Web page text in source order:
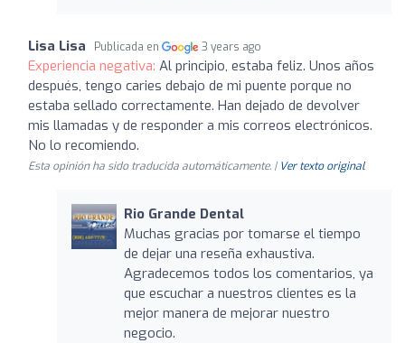
Lisa Lisa Publicada en 3 years ago
Experiencia negativa: Al principio, estaba feliz. Unos años
después, tengo caries debajo de mi puente porque no
estaba sellado correctamente. Han dejado de devolver
mis llamadas y de responder a mis correos electrónicos.
No lo recomiendo.
Esta opinión ha sido traducida automáticamente. | Ver texto original
Rio Grande Dental
Muchas gracias por tomarse el tiempo
de dejar una reseña exhaustiva.
Agradecemos todos los comentarios, ya
que escuchar a nuestros clientes es la
mejor manera de mejorar nuestro
negocio.